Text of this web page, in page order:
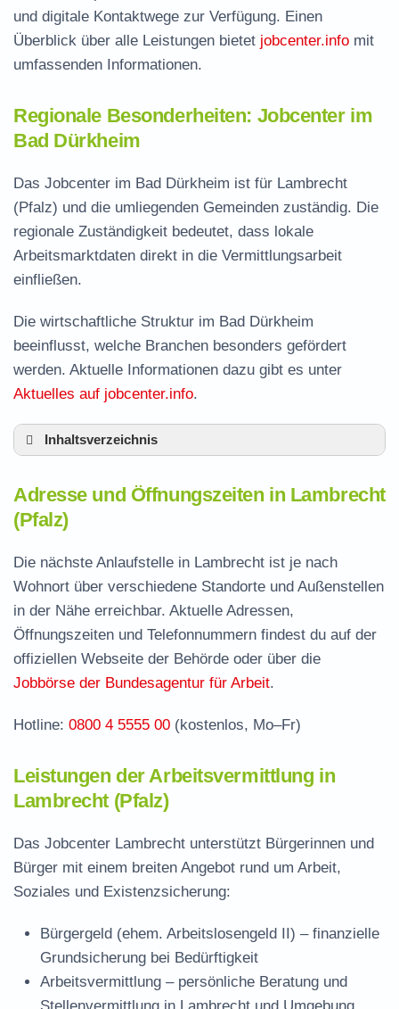
und digitale Kontaktwege zur Verfügung. Einen
Überblick über alle Leistungen bietet jobcenter.info mit
umfassenden Informationen.
Regionale Besonderheiten: Jobcenter im
Bad Dürkheim
Das Jobcenter im Bad Dürkheim ist für Lambrecht
(Pfalz) und die umliegenden Gemeinden zuständig. Die
regionale Zuständigkeit bedeutet, dass lokale
Arbeitsmarktdaten direkt in die Vermittlungsarbeit
einfließen.
Die wirtschaftliche Struktur im Bad Dürkheim
beeinflusst, welche Branchen besonders gefördert
werden. Aktuelle Informationen dazu gibt es unter
Aktuelles auf jobcenter.info.
Inhaltsverzeichnis
Leistungen der Arbeitsvermittlung in
Lambrecht
Termin vereinbaren und Bürgergeld beantragen
Jobcenter Bad Dürkheim – zuständige Stelle
Häufige Fragen rund ums Jobcenter
Adresse und Öffnungszeiten in Lambrecht
(Pfalz)
Die nächste Anlaufstelle in Lambrecht ist je nach
Wohnort über verschiedene Standorte und Außenstellen
in der Nähe erreichbar. Aktuelle Adressen,
Öffnungszeiten und Telefonnummern findest du auf der
offiziellen Webseite der Behörde oder über die
Jobbörse der Bundesagentur für Arbeit.
Hotline: 0800 4 5555 00 (kostenlos, Mo–Fr)
Leistungen der Arbeitsvermittlung in
Lambrecht (Pfalz)
Das Jobcenter Lambrecht unterstützt Bürgerinnen und
Bürger mit einem breiten Angebot rund um Arbeit,
Soziales und Existenzsicherung:
Bürgergeld (ehem. Arbeitslosengeld II) – finanzielle
Grundsicherung bei Bedürftigkeit
Arbeitsvermittlung – persönliche Beratung und